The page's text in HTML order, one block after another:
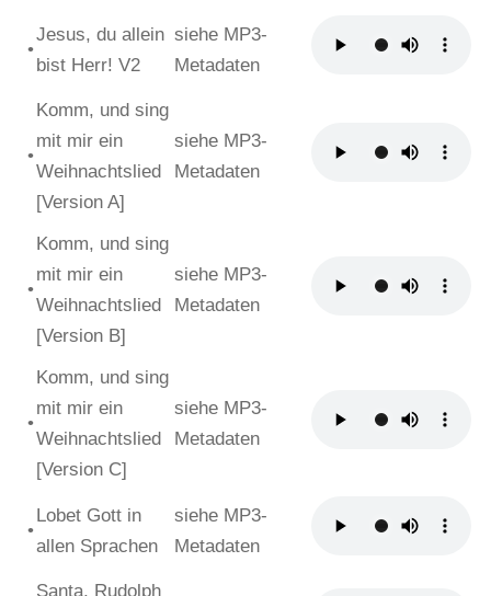
•
Jesus, du allein
bist Herr! V2
siehe MP3-
Metadaten
•
Komm, und sing
mit mir ein
Weihnachtslied
[Version A]
siehe MP3-
Metadaten
•
Komm, und sing
mit mir ein
Weihnachtslied
[Version B]
siehe MP3-
Metadaten
•
Komm, und sing
mit mir ein
Weihnachtslied
[Version C]
siehe MP3-
Metadaten
•
Lobet Gott in
allen Sprachen
siehe MP3-
Metadaten
Santa, Rudolph